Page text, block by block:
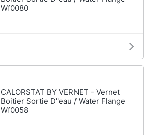
Wf0080
CALORSTAT BY VERNET - Vernet
Boitier Sortie D''eau / Water Flange
Wf0058